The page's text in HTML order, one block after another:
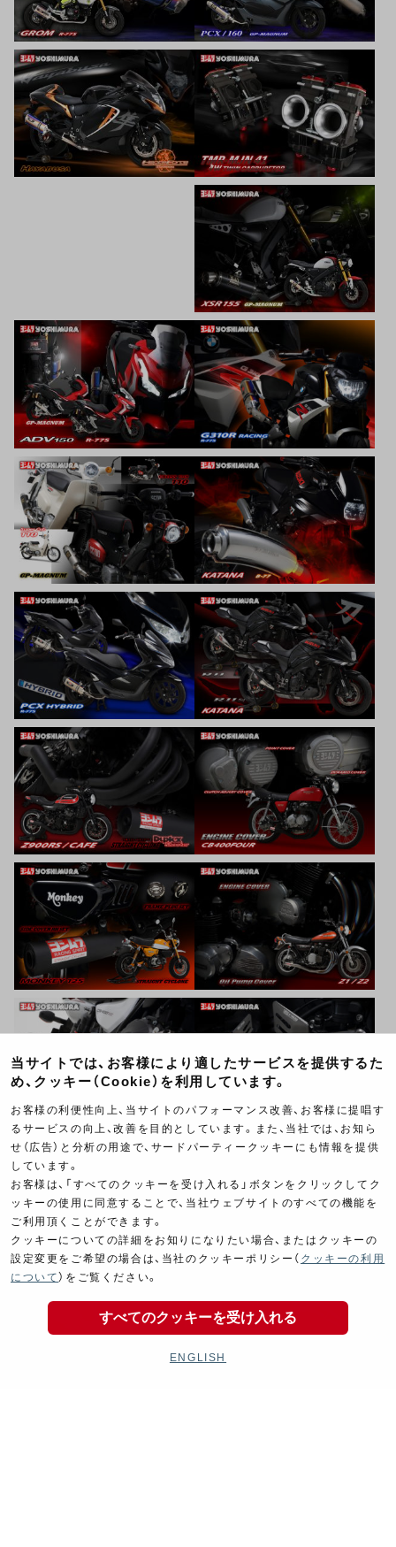
当サイトでは、お客様により適したサービスを提供するた
め、クッキー（Cookie）を利用しています。
お客様の利便性向上、当サイトのパフォーマンス改善、お客様に提唱す
るサービスの向上、改善を目的としています。また、当社では、お知ら
せ（広告）と分析の用途で、サードパーティークッキーにも情報を提供
しています。
お客様は、「すべてのクッキーを受け入れる」ボタンをクリックしてク
ッキーの使用に同意することで、当社ウェブサイトのすべての機能を
ご利用頂くことができます。
クッキーについての詳細をお知りになりたい場合、またはクッキーの
設定変更をご希望の場合は、当社のクッキーポリシー（ クッキーの利用
について ）をご覧ください。
すべてのクッキーを受け入れる
ENGLISH